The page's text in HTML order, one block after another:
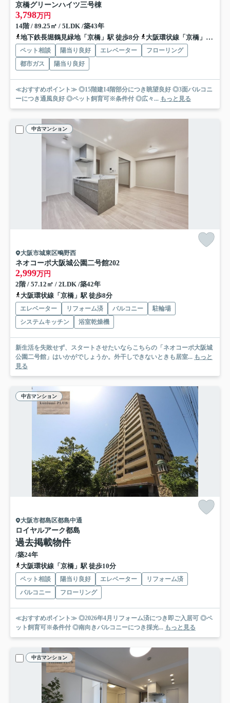
京橋グリーンハイツ三号棟
3,798万円
14階 / 89.25㎡ / 5LDK /築43年
地下鉄長堀鶴見緑地「京橋」駅 徒歩8分
大阪環状線「京橋」駅 徒歩8分
ペット相談 陽当り良好 エレベーター
フローリング
都市ガス
陽当り良好
≪おすすめポイント≫ ◎15階建14階部分につき眺望良好 ◎3面バルコニ
ーにつき通風良好 ◎ペット飼育可※条件付 ◎広々... もっと見る
中古マンション
大阪市城東区鴫野西
ネオコーポ大阪城公園二号館202
2,999万円
2階 / 57.12㎡ / 2LDK /築42年
大阪環状線「京橋」駅 徒歩8分
エレベーター リフォーム済 バルコニー
駐輪場
システムキッチン
浴室乾燥機
新生活を失敗せず、スタートさせたいならこちらの「ネオコーポ大阪城
公園二号館」はいかがでしょうか。外干しできないときも居室... もっと
見る
中古マンション
大阪市都島区都島中通
ロイヤルアーク都島
過去掲載物件
/築24年
大阪環状線「京橋」駅 徒歩10分
ペット相談 陽当り良好 エレベーター
リフォーム済
バルコニー
フローリング
≪おすすめポイント≫ ◎2026年4月リフォーム済につき即ご入居可 ◎ペ
ット飼育可※条件付 ◎南向きバルコニーにつき採光... もっと見る
中古マンション